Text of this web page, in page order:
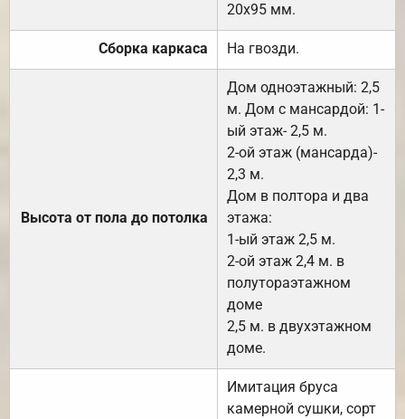
20х95 мм.
Сборка каркаса На гвозди.
Высота от пола до потолка
Дом одноэтажный: 2,5
м. Дом с мансардой: 1-
ый этаж- 2,5 м.
2-ой этаж (мансарда)-
2,3 м.
Дом в полтора и два
этажа:
1-ый этаж 2,5 м.
2-ой этаж 2,4 м. в
полутораэтажном
доме
2,5 м. в двухэтажном
доме.
Имитация бруса
камерной сушки, сорт